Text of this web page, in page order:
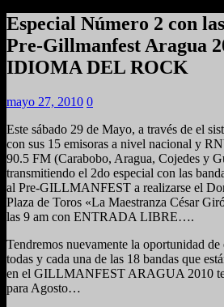
Especial Número 2 con
Pre-Gillmanfest Aragua
IDIOMA DEL ROCK
mayo 27, 2010 0
Este sábado 29 de Mayo, a través de el
con sus 15 emisoras a nivel nacional y
90.5 FM (Carabobo, Aragua, Cojedes y
transmitiendo el 2do especial con las
al Pre-GILLMANFEST a realizarse el
Plaza de Toros «La Maestranza César
las 9 am con ENTRADA LIBRE….
Tendremos nuevamente la oportunidad de
todas y cada una de las 18 bandas que
en el GILLMANFEST ARAGUA 2010
para Agosto…